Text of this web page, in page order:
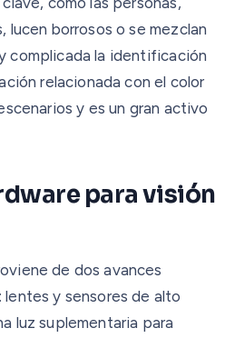
borrosos o se mezclan
complicada la identificación
relacionada con el color
y es un gran activo
para visión
de dos avances
y sensores de alto
luz suplementaria para